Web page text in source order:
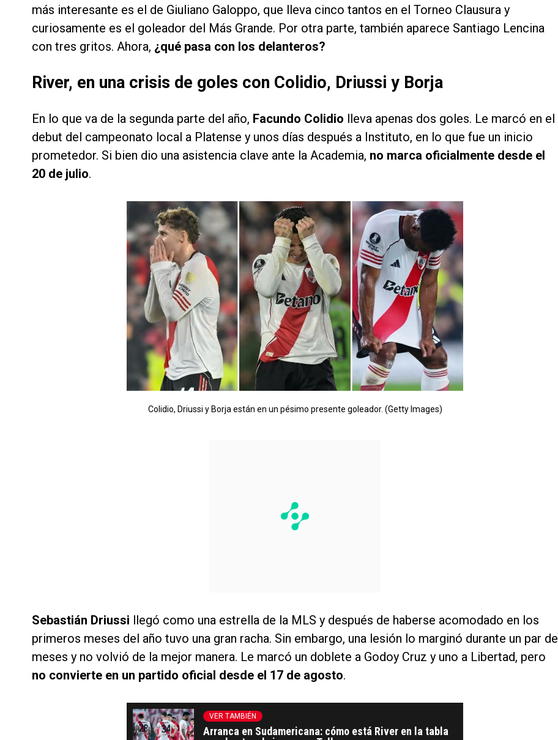
más interesante es el de Giuliano Galoppo, que lleva cinco tantos en el Torneo Clausura y
curiosamente es el goleador del Más Grande. Por otra parte, también aparece Santiago Lencina
con tres gritos. Ahora, ¿qué pasa con los delanteros?
River, en una crisis de goles con Colidio, Driussi y Borja
En lo que va de la segunda parte del año, Facundo Colidio lleva apenas dos goles. Le marcó en el
debut del campeonato local a Platense y unos días después a Instituto, en lo que fue un inicio
prometedor. Si bien dio una asistencia clave ante la Academia, no marca oficialmente desde el
20 de julio.
Colidio, Driussi y Borja están en un pésimo presente goleador. (Getty Images)
Sebastián Driussi llegó como una estrella de la MLS y después de haberse acomodado en los
primeros meses del año tuvo una gran racha. Sin embargo, una lesión lo marginó durante un par de
meses y no volvió de la mejor manera. Le marcó un doblete a Godoy Cruz y uno a Libertad, pero
no convierte en un partido oficial desde el 17 de agosto.
VER TAMBIÉN
Arranca en Sudamericana: cómo está River en la tabla